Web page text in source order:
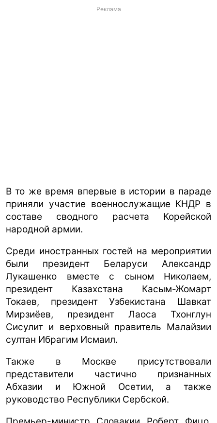
Реклама
В то же время впервые в истории в параде
приняли участие военнослужащие КНДР в
составе сводного расчета Корейской
народной армии.
Среди иностранных гостей на мероприятии
были президент Беларуси Александр
Лукашенко вместе с сыном Николаем,
президент Казахстана Касым-Жомарт
Токаев, президент Узбекистана Шавкат
Мирзиёев, президент Лаоса Тхонглун
Сисулит и верховный правитель Малайзии
султан Ибрагим Исмаил.
Также в Москве присутствовали
представители частично признанных
Абхазии и Южной Осетии, а также
руководство Республики Сербской.